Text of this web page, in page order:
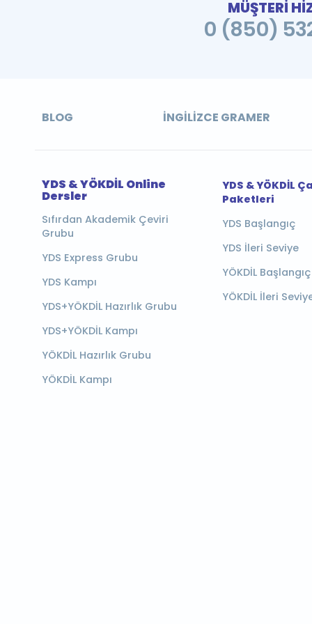
MÜŞTERİ
0 (850)
BLOG İNGILIZCE GRAMER
YDS & YÖKDİL Online
Dersler
Sıfırdan Akademik Çeviri
Grubu
YDS Express Grubu
YDS Kampı
YDS+YÖKDİL Hazırlık Grubu
YDS+YÖKDİL Kampı
YÖKDİL Hazırlık Grubu
YÖKDİL Kampı
YDS & YÖKDİL
Paketleri
YDS Başlangıç
YDS İleri Seviye
YÖKDİL Başlangıç
YÖKDİL İleri